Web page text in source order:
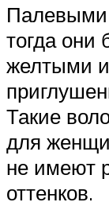
Палевыми
тогда они
желтыми
Такие
для
не имеют
оттенков.